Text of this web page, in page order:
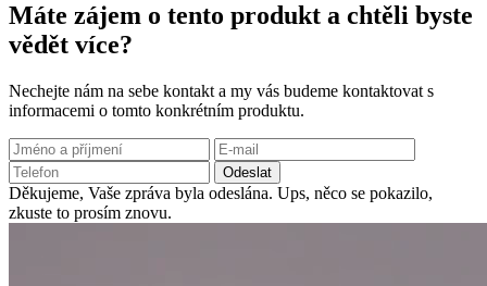
Máte zájem o tento produkt a chtěli byste
vědět více?
Nechejte nám na sebe kontakt a my vás budeme kontaktovat s
informacemi o tomto konkrétním produktu.
Odeslat
Děkujeme, Vaše zpráva byla odeslána. Ups, něco se pokazilo,
zkuste to prosím znovu.